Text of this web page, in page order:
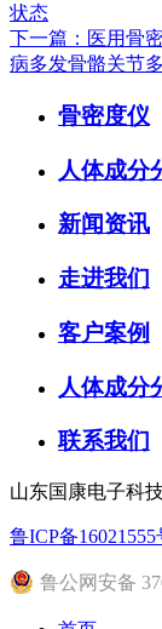
状态
下一篇：医用骨
病多发骨骼关节
骨密度仪
人体成分
新闻资讯
走进我们
客户案例
人体成分
联系我们
山东国康电子科
鲁ICP备16021555
鲁公网安备